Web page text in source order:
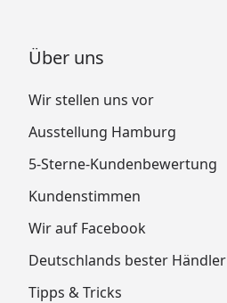
Über uns
Wir stellen uns vor
Ausstellung Hamburg
5-Sterne-Kundenbewertung
Kundenstimmen
Wir auf Facebook
Deutschlands bester Händler
Tipps & Tricks